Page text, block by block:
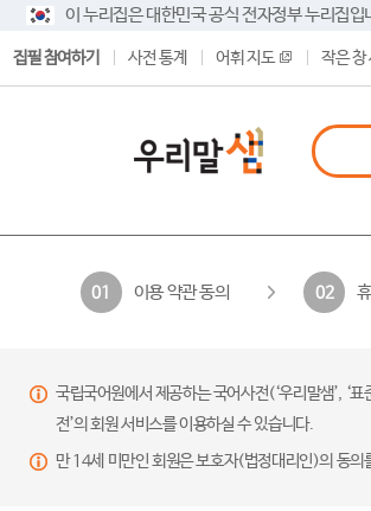
이 누리집은 대한민국 공식 전자정부 누리집입
집필 참여하기 사전 통계 어휘 지도 작은 창
01 이용 약관 동의 02
국립국어원에서 제공하는 국어사전(‘우리말샘’, ‘
전’의 회원 서비스를 이용하실 수 있습니다.
만 14세 미만인 회원은 보호자(법정대리인)의 동의